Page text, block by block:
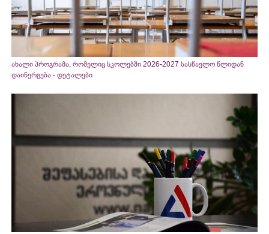
ახალი პროგრამა, რომელიც სკოლებში 2026-2027 სასწავლო წლიდან
დაინერგება - დეტალები